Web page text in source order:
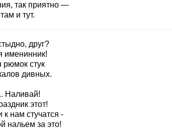
так приятно —
и тут.
друг?
именинник!
стук
дивных.
Наливай!
этот!
к нам стучатся -
нальем за это!